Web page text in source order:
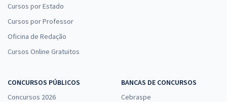
Específicos para o cargo de Analista Judiciário – Área Apoio
à vista
R$26,66
Cursos por Estado
Cursos por Professor
Oficina de Redação
Cursos Online Gratuitos
CONCURSOS PÚBLICOS
Concursos 2026
BANCAS DE CONCURSOS
Cebraspe